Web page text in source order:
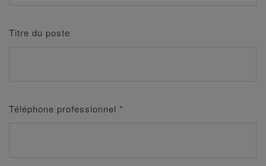
Titre du poste
Téléphone professionnel *